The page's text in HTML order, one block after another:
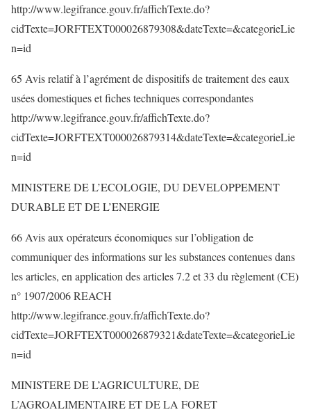
http://www.legifrance.gouv.fr/affichTexte.do?
cidTexte=JORFTEXT000026879308&dateTexte=&categorieLie
n=id
65 Avis relatif à l’agrément de dispositifs de traitement des eaux
usées domestiques et fiches techniques correspondantes
http://www.legifrance.gouv.fr/affichTexte.do?
cidTexte=JORFTEXT000026879314&dateTexte=&categorieLie
n=id
MINISTERE DE L’ECOLOGIE, DU DEVELOPPEMENT
DURABLE ET DE L’ENERGIE
66 Avis aux opérateurs économiques sur l’obligation de
communiquer des informations sur les substances contenues dans
les articles, en application des articles 7.2 et 33 du règlement (CE)
n° 1907/2006 REACH
http://www.legifrance.gouv.fr/affichTexte.do?
cidTexte=JORFTEXT000026879321&dateTexte=&categorieLie
n=id
MINISTERE DE L’AGRICULTURE, DE
L’AGROALIMENTAIRE ET DE LA FORET